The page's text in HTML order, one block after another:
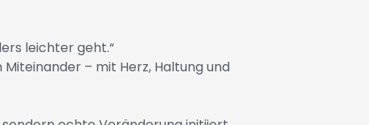
leichter geht.“
– mit Herz, Haltung und